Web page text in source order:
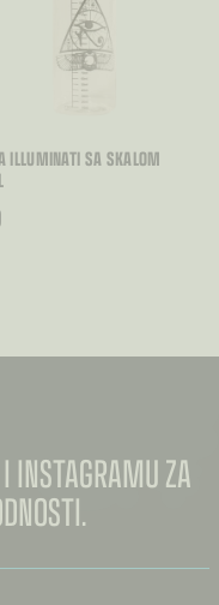
ILLUMINATI SA SKALOM
INSTAGRAMU ZA